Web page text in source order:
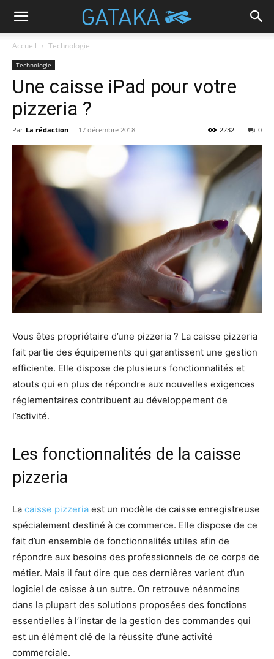
Accueil Technologie
Technologie
Une caisse iPad pour votre
pizzeria ?
Par La rédaction - 17 décembre 2018 0
2232
Vous êtes propriétaire d’une pizzeria ? La caisse pizzeria
fait partie des équipements qui garantissent une gestion
efficiente. Elle dispose de plusieurs fonctionnalités et
atouts qui en plus de répondre aux nouvelles exigences
réglementaires contribuent au développement de
l’activité.
Les fonctionnalités de la caisse
pizzeria
La caisse pizzeria est un modèle de caisse enregistreuse
spécialement destiné à ce commerce. Elle dispose de ce
fait d’un ensemble de fonctionnalités utiles afin de
répondre aux besoins des professionnels de ce corps de
métier. Mais il faut dire que ces dernières varient d’un
logiciel de caisse à un autre. On retrouve néanmoins
dans la plupart des solutions proposées des fonctions
essentielles à l’instar de la gestion des commandes qui
est un élément clé de la réussite d’une activité
commerciale.